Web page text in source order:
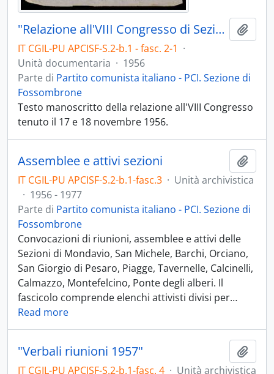
"Relazione all'VIII Congresso di Sezione" - 1956
IT CGIL-PU APCISF-S.2-b.1 - fasc. 2-1 ·
Unità documentaria · 1956
Parte di Partito comunista italiano - PCI. Sezione di
Fossombrone
Testo manoscritto della relazione all'VIII Congresso
tenuto il 17 e 18 novembre 1956.
Assemblee e attivi sezioni
IT CGIL-PU APCISF-S.2-b.1-fasc.3 · Unità archivistica
· 1956 - 1977
Parte di Partito comunista italiano - PCI. Sezione di
Fossombrone
Convocazioni di riunioni, assemblee e attivi delle
Sezioni di Mondavio, San Michele, Barchi, Orciano,
San Giorgio di Pesaro, Piagge, Tavernelle, Calcinelli,
Calmazzo, Montefelcino, Ponte degli alberi. Il
fascicolo comprende elenchi attivisti divisi per…
Read more
"Verbali riunioni 1957"
IT CGIL-PU APCISF-S.2-b.1-fasc. 4 · Unità archivistica